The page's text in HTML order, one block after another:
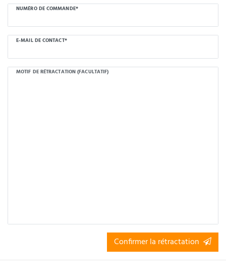
NUMÉRO DE COMMANDE*
E-MAIL DE CONTACT*
MOTIF DE RÉTRACTATION (FACULTATIF)
Confirmer la rétractation